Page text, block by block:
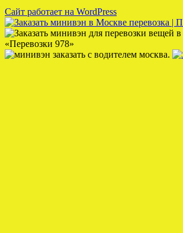
Сайт работает на WordPress